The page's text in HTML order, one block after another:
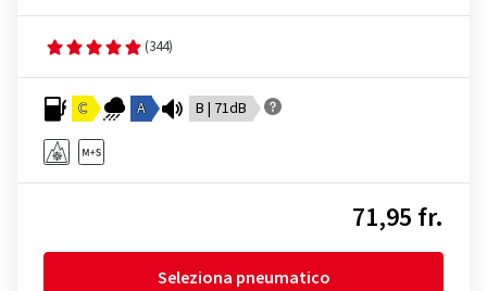
(344)
C A B | 71dB
71,95 fr.
Seleziona pneumatico